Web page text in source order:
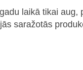
gadu laikā tikai aug,
saražotās